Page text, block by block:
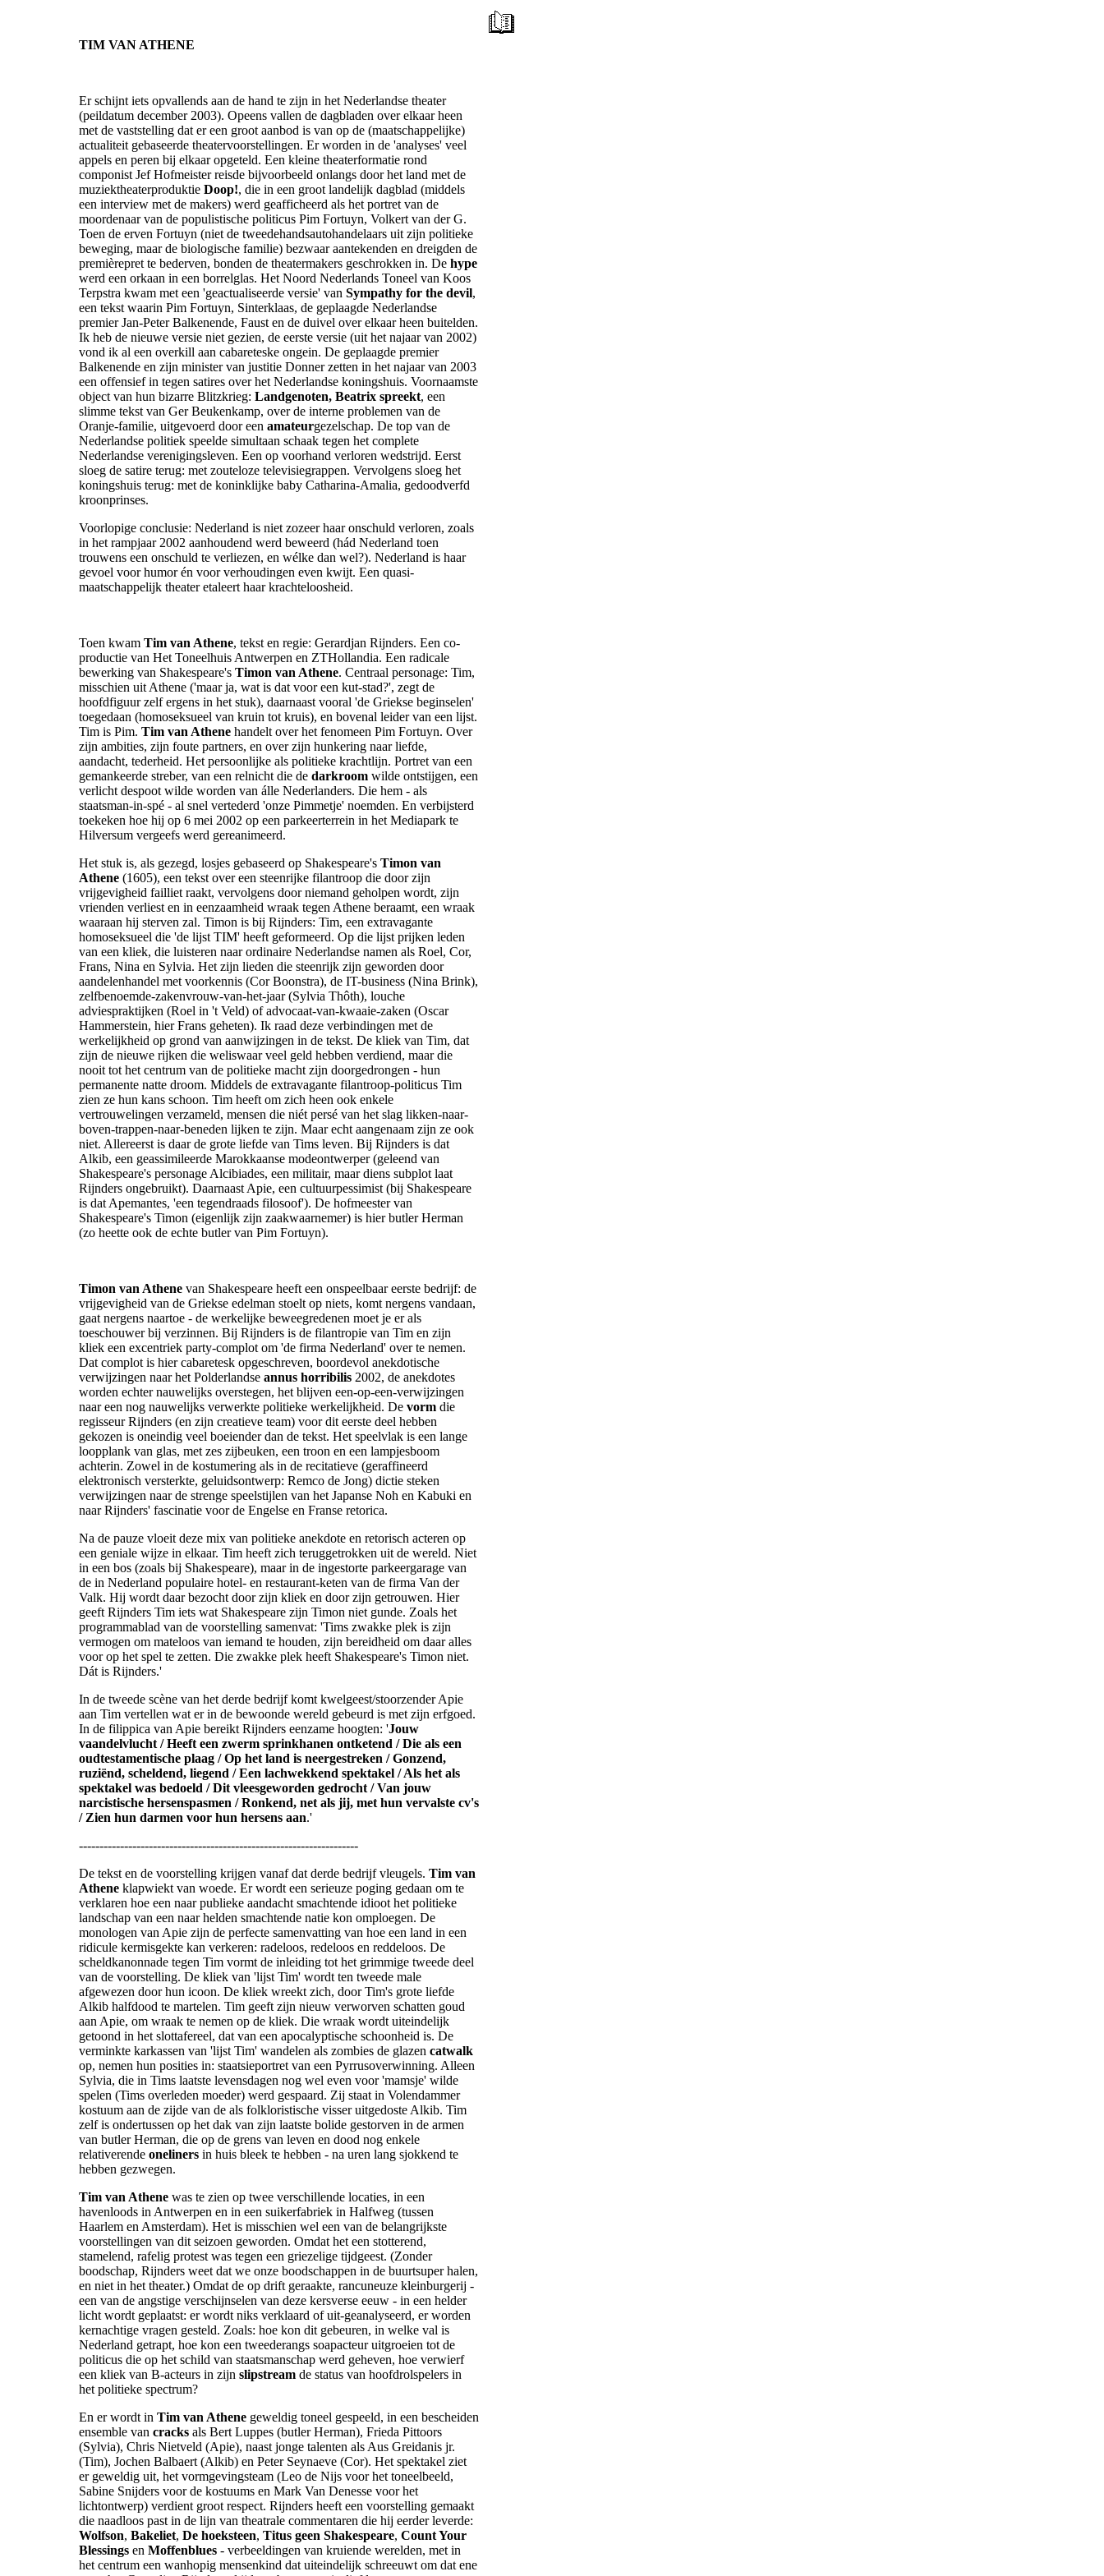
TIM VAN ATHENE
Er schijnt iets opvallends aan de hand te zijn in het Nederlandse theater
(peildatum december 2003). Opeens vallen de dagbladen over elkaar heen
met de vaststelling dat er een groot aanbod is van op de (maatschappelijke)
actualiteit gebaseerde theatervoorstellingen. Er worden in de 'analyses' veel
appels en peren bij elkaar opgeteld. Een kleine theaterformatie rond
componist Jef Hofmeister reisde bijvoorbeeld onlangs door het land met de
muziektheaterproduktie Doop!, die in een groot landelijk dagblad (middels
een interview met de makers) werd geafficheerd als het portret van de
moordenaar van de populistische politicus Pim Fortuyn, Volkert van der G.
Toen de erven Fortuyn (niet de tweedehandsautohandelaars uit zijn politieke
beweging, maar de biologische familie) bezwaar aantekenden en dreigden de
premièrepret te bederven, bonden de theatermakers geschrokken in. De hype
werd een orkaan in een borrelglas. Het Noord Nederlands Toneel van Koos
Terpstra kwam met een 'geactualiseerde versie' van Sympathy for the devil,
een tekst waarin Pim Fortuyn, Sinterklaas, de geplaagde Nederlandse
premier Jan-Peter Balkenende, Faust en de duivel over elkaar heen buitelden.
Ik heb de nieuwe versie niet gezien, de eerste versie (uit het najaar van 2002)
vond ik al een overkill aan cabareteske ongein. De geplaagde premier
Balkenende en zijn minister van justitie Donner zetten in het najaar van 2003
een offensief in tegen satires over het Nederlandse koningshuis. Voornaamste
object van hun bizarre Blitzkrieg: Landgenoten, Beatrix spreekt, een
slimme tekst van Ger Beukenkamp, over de interne problemen van de
Oranje-familie, uitgevoerd door een amateurgezelschap. De top van de
Nederlandse politiek speelde simultaan schaak tegen het complete
Nederlandse verenigingsleven. Een op voorhand verloren wedstrijd. Eerst
sloeg de satire terug: met zouteloze televisiegrappen. Vervolgens sloeg het
koningshuis terug: met de koninklijke baby Catharina-Amalia, gedoodverfd
kroonprinses.
Voorlopige conclusie: Nederland is niet zozeer haar onschuld verloren, zoals
in het rampjaar 2002 aanhoudend werd beweerd (hád Nederland toen
trouwens een onschuld te verliezen, en wélke dan wel?). Nederland is haar
gevoel voor humor én voor verhoudingen even kwijt. Een quasi-
maatschappelijk theater etaleert haar krachteloosheid.
Toen kwam Tim van Athene, tekst en regie: Gerardjan Rijnders. Een co-
productie van Het Toneelhuis Antwerpen en ZTHollandia. Een radicale
bewerking van Shakespeare's Timon van Athene. Centraal personage: Tim,
misschien uit Athene ('maar ja, wat is dat voor een kut-stad?', zegt de
hoofdfiguur zelf ergens in het stuk), daarnaast vooral 'de Griekse beginselen'
toegedaan (homoseksueel van kruin tot kruis), en bovenal leider van een lijst.
Tim is Pim. Tim van Athene handelt over het fenomeen Pim Fortuyn. Over
zijn ambities, zijn foute partners, en over zijn hunkering naar liefde,
aandacht, tederheid. Het persoonlijke als politieke krachtlijn. Portret van een
gemankeerde streber, van een relnicht die de darkroom wilde ontstijgen, een
verlicht despoot wilde worden van álle Nederlanders. Die hem - als
staatsman-in-spé - al snel vertederd 'onze Pimmetje' noemden. En verbijsterd
toekeken hoe hij op 6 mei 2002 op een parkeerterrein in het Mediapark te
Hilversum vergeefs werd gereanimeerd.
Het stuk is, als gezegd, losjes gebaseerd op Shakespeare's Timon van
Athene (1605), een tekst over een steenrijke filantroop die door zijn
vrijgevigheid failliet raakt, vervolgens door niemand geholpen wordt, zijn
vrienden verliest en in eenzaamheid wraak tegen Athene beraamt, een wraak
waaraan hij sterven zal. Timon is bij Rijnders: Tim, een extravagante
homoseksueel die 'de lijst TIM' heeft geformeerd. Op die lijst prijken leden
van een kliek, die luisteren naar ordinaire Nederlandse namen als Roel, Cor,
Frans, Nina en Sylvia. Het zijn lieden die steenrijk zijn geworden door
aandelenhandel met voorkennis (Cor Boonstra), de IT-business (Nina Brink),
zelfbenoemde-zakenvrouw-van-het-jaar (Sylvia Thôth), louche
adviespraktijken (Roel in 't Veld) of advocaat-van-kwaaie-zaken (Oscar
Hammerstein, hier Frans geheten). Ik raad deze verbindingen met de
werkelijkheid op grond van aanwijzingen in de tekst. De kliek van Tim, dat
zijn de nieuwe rijken die weliswaar veel geld hebben verdiend, maar die
nooit tot het centrum van de politieke macht zijn doorgedrongen - hun
permanente natte droom. Middels de extravagante filantroop-politicus Tim
zien ze hun kans schoon. Tim heeft om zich heen ook enkele
vertrouwelingen verzameld, mensen die niét persé van het slag likken-naar-
boven-trappen-naar-beneden lijken te zijn. Maar echt aangenaam zijn ze ook
niet. Allereerst is daar de grote liefde van Tims leven. Bij Rijnders is dat
Alkib, een geassimileerde Marokkaanse modeontwerper (geleend van
Shakespeare's personage Alcibiades, een militair, maar diens subplot laat
Rijnders ongebruikt). Daarnaast Apie, een cultuurpessimist (bij Shakespeare
is dat Apemantes, 'een tegendraads filosoof'). De hofmeester van
Shakespeare's Timon (eigenlijk zijn zaakwaarnemer) is hier butler Herman
(zo heette ook de echte butler van Pim Fortuyn).
Timon van Athene van Shakespeare heeft een onspeelbaar eerste bedrijf: de
vrijgevigheid van de Griekse edelman stoelt op niets, komt nergens vandaan,
gaat nergens naartoe - de werkelijke beweegredenen moet je er als
toeschouwer bij verzinnen. Bij Rijnders is de filantropie van Tim en zijn
kliek een excentriek party-complot om 'de firma Nederland' over te nemen.
Dat complot is hier cabaretesk opgeschreven, boordevol anekdotische
verwijzingen naar het Polderlandse annus horribilis 2002, de anekdotes
worden echter nauwelijks overstegen, het blijven een-op-een-verwijzingen
naar een nog nauwelijks verwerkte politieke werkelijkheid. De vorm die
regisseur Rijnders (en zijn creatieve team) voor dit eerste deel hebben
gekozen is oneindig veel boeiender dan de tekst. Het speelvlak is een lange
loopplank van glas, met zes zijbeuken, een troon en een lampjesboom
achterin. Zowel in de kostumering als in de recitatieve (geraffineerd
elektronisch versterkte, geluidsontwerp: Remco de Jong) dictie steken
verwijzingen naar de strenge speelstijlen van het Japanse Noh en Kabuki en
naar Rijnders' fascinatie voor de Engelse en Franse retorica.
Na de pauze vloeit deze mix van politieke anekdote en retorisch acteren op
een geniale wijze in elkaar. Tim heeft zich teruggetrokken uit de wereld. Niet
in een bos (zoals bij Shakespeare), maar in de ingestorte parkeergarage van
de in Nederland populaire hotel- en restaurant-keten van de firma Van der
Valk. Hij wordt daar bezocht door zijn kliek en door zijn getrouwen. Hier
geeft Rijnders Tim iets wat Shakespeare zijn Timon niet gunde. Zoals het
programmablad van de voorstelling samenvat: 'Tims zwakke plek is zijn
vermogen om mateloos van iemand te houden, zijn bereidheid om daar alles
voor op het spel te zetten. Die zwakke plek heeft Shakespeare's Timon niet.
Dát is Rijnders.'
In de tweede scène van het derde bedrijf komt kwelgeest/stoorzender Apie
aan Tim vertellen wat er in de bewoonde wereld gebeurd is met zijn erfgoed.
In de filippica van Apie bereikt Rijnders eenzame hoogten: 'Jouw
vaandelvlucht / Heeft een zwerm sprinkhanen ontketend / Die als een
oudtestamentische plaag / Op het land is neergestreken / Gonzend,
ruziënd, scheldend, liegend / Een lachwekkend spektakel / Als het als
spektakel was bedoeld / Dit vleesgeworden gedrocht / Van jouw
narcistische hersenspasmen / Ronkend, net als jij, met hun vervalste cv's
/ Zien hun darmen voor hun hersens aan.'
--------------------------------------------------------------------
De tekst en de voorstelling krijgen vanaf dat derde bedrijf vleugels. Tim van
Athene klapwiekt van woede. Er wordt een serieuze poging gedaan om te
verklaren hoe een naar publieke aandacht smachtende idioot het politieke
landschap van een naar helden smachtende natie kon omploegen. De
monologen van Apie zijn de perfecte samenvatting van hoe een land in een
ridicule kermisgekte kan verkeren: radeloos, redeloos en reddeloos. De
scheldkanonnade tegen Tim vormt de inleiding tot het grimmige tweede deel
van de voorstelling. De kliek van 'lijst Tim' wordt ten tweede male
afgewezen door hun icoon. De kliek wreekt zich, door Tim's grote liefde
Alkib halfdood te martelen. Tim geeft zijn nieuw verworven schatten goud
aan Apie, om wraak te nemen op de kliek. Die wraak wordt uiteindelijk
getoond in het slottafereel, dat van een apocalyptische schoonheid is. De
verminkte karkassen van 'lijst Tim' wandelen als zombies de glazen catwalk
op, nemen hun posities in: staatsieportret van een Pyrrusoverwinning. Alleen
Sylvia, die in Tims laatste levensdagen nog wel even voor 'mamsje' wilde
spelen (Tims overleden moeder) werd gespaard. Zij staat in Volendammer
kostuum aan de zijde van de als folkloristische visser uitgedoste Alkib. Tim
zelf is ondertussen op het dak van zijn laatste bolide gestorven in de armen
van butler Herman, die op de grens van leven en dood nog enkele
relativerende oneliners in huis bleek te hebben - na uren lang sjokkend te
hebben gezwegen.
Tim van Athene was te zien op twee verschillende locaties, in een
havenloods in Antwerpen en in een suikerfabriek in Halfweg (tussen
Haarlem en Amsterdam). Het is misschien wel een van de belangrijkste
voorstellingen van dit seizoen geworden. Omdat het een stotterend,
stamelend, rafelig protest was tegen een griezelige tijdgeest. (Zonder
boodschap, Rijnders weet dat we onze boodschappen in de buurtsuper halen,
en niet in het theater.) Omdat de op drift geraakte, rancuneuze kleinburgerij -
een van de angstige verschijnselen van deze kersverse eeuw - in een helder
licht wordt geplaatst: er wordt niks verklaard of uit-geanalyseerd, er worden
kernachtige vragen gesteld. Zoals: hoe kon dit gebeuren, in welke val is
Nederland getrapt, hoe kon een tweederangs soapacteur uitgroeien tot de
politicus die op het schild van staatsmanschap werd geheven, hoe verwierf
een kliek van B-acteurs in zijn slipstream de status van hoofdrolspelers in
het politieke spectrum?
En er wordt in Tim van Athene geweldig toneel gespeeld, in een bescheiden
ensemble van cracks als Bert Luppes (butler Herman), Frieda Pittoors
(Sylvia), Chris Nietveld (Apie), naast jonge talenten als Aus Greidanis jr.
(Tim), Jochen Balbaert (Alkib) en Peter Seynaeve (Cor). Het spektakel ziet
er geweldig uit, het vormgevingsteam (Leo de Nijs voor het toneelbeeld,
Sabine Snijders voor de kostuums en Mark Van Denesse voor het
lichtontwerp) verdient groot respect. Rijnders heeft een voorstelling gemaakt
die naadloos past in de lijn van theatrale commentaren die hij eerder leverde:
Wolfson, Bakeliet, De hoeksteen, Titus geen Shakespeare, Count Your
Blessings en Moffenblues - verbeeldingen van kruiende werelden, met in
het centrum een wanhopig mensenkind dat uiteindelijk schreeuwt om dat ene